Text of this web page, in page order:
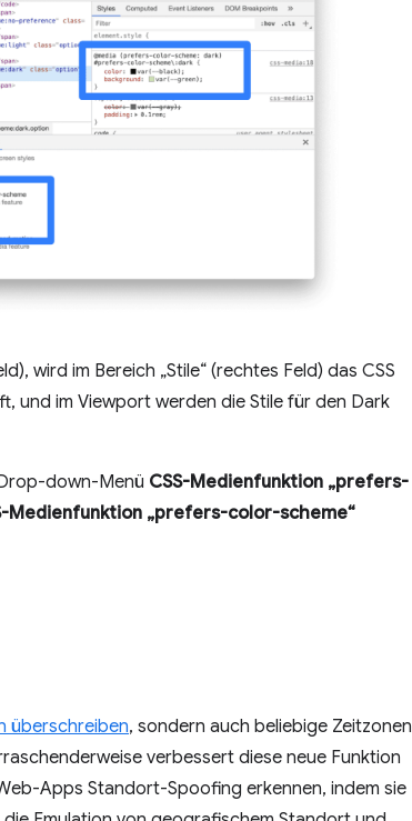
wird im Bereich „Stile“ (rechtes Feld) das CSS
und im Viewport werden die Stile für den Dark
down-Menü CSS-Medienfunktion „prefers-
Medienfunktion „prefers-color-scheme“
überschreiben, sondern auch beliebige Zeitzonen
verbessert diese neue Funktion
Apps Standort-Spoofing erkennen, indem sie